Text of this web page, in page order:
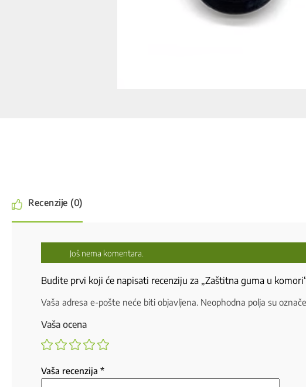
Recenzije (0)
Još nema komentara.
Budite prvi koji će napisati recenziju za „Zaštitna guma u
Vaša adresa e-pošte neće biti objavljena. Neophodna polja su
Vaša ocena
Vaša recenzija *